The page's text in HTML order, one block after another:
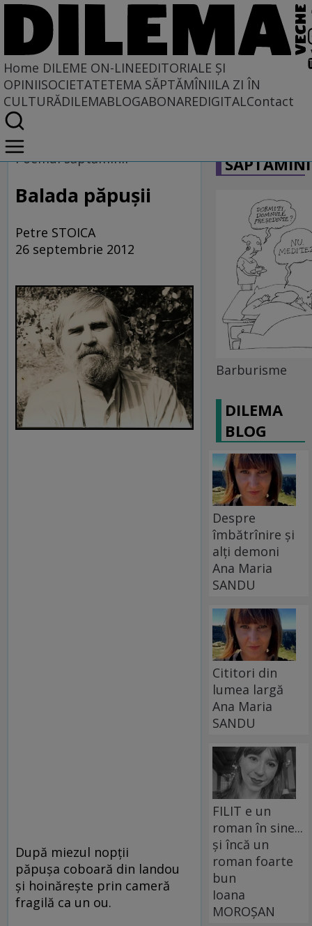
Home DILEME ON-LINEEDITORIALE ȘI
OPINIISOCIETATETEMA SĂPTĂMÎNIILA ZI ÎN
CULTURĂDILEMABLOGABONAREDIGITALContact
Home
Dileme on-line
Poemul săptămînii
Balada păpuşii
Petre STOICA
26 septembrie 2012
După miezul nopţii
păpuşa coboară din landou
şi hoinăreşte prin cameră
fragilă ca un ou.
Barburisme
DILEMA
BLOG
Despre
îmbătrînire și
alți demoni
Ana Maria
SANDU
Cititori din
lumea largă
Ana Maria
SANDU
FILIT e un
roman în sine...
și încă un
roman foarte
bun
Ioana
MOROȘAN